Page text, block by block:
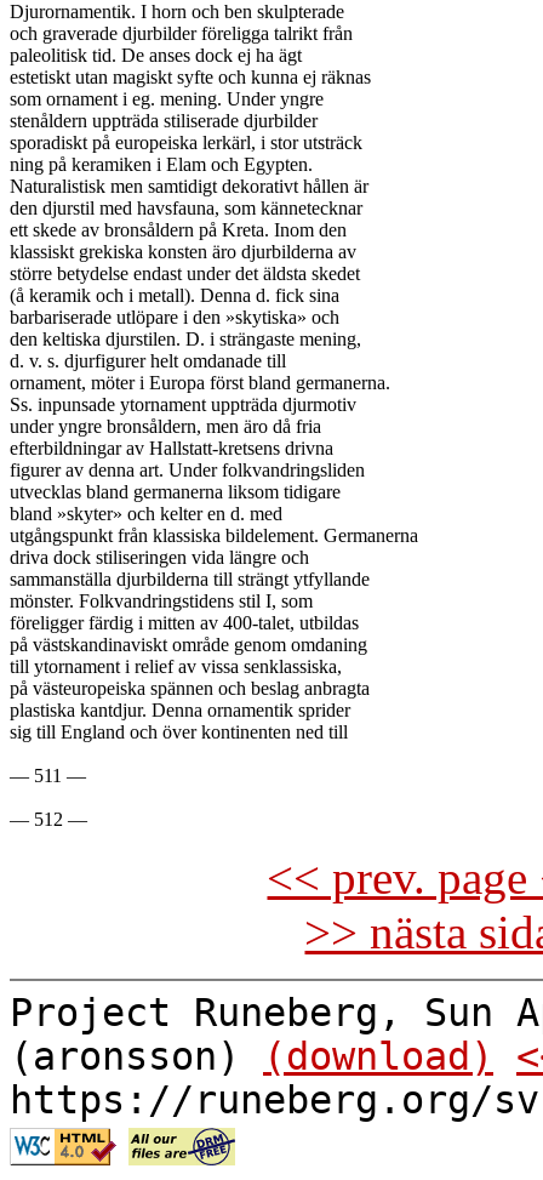
Djurornamentik. I horn och ben skulpterade
och graverade djurbilder föreligga talrikt från
paleolitisk tid. De anses dock ej ha ägt
estetiskt utan magiskt syfte och kunna ej räknas
som ornament i eg. mening. Under yngre
stenåldern uppträda stiliserade djurbilder
sporadiskt på europeiska lerkärl, i stor utsträck
ning på keramiken i Elam och Egypten.
Naturalistisk men samtidigt dekorativt hållen är
den djurstil med havsfauna, som kännetecknar
ett skede av bronsåldern på Kreta. Inom den
klassiskt grekiska konsten äro djurbilderna av
större betydelse endast under det äldsta skedet
(å keramik och i metall). Denna d. fick sina
barbariserade utlöpare i den »skytiska» och
den keltiska djurstilen. D. i strängaste mening,
d. v. s. djurfigurer helt omdanade till
ornament, möter i Europa först bland germanerna.
Ss. inpunsade ytornament uppträda djurmotiv
under yngre bronsåldern, men äro då fria
efterbildningar av Hallstatt-kretsens drivna
figurer av denna art. Under folkvandringsliden
utvecklas bland germanerna liksom tidigare
bland »skyter» och kelter en d. med
utgångspunkt från klassiska bildelement. Germanerna
driva dock stiliseringen vida längre och
sammanställa djurbilderna till strängt ytfyllande
mönster. Folkvandringstidens stil I, som
föreligger färdig i mitten av 400-talet, utbildas
på västskandinaviskt område genom omdaning
till ytornament i relief av vissa senklassiska,
på västeuropeiska spännen och beslag anbragta
plastiska kantdjur. Denna ornamentik sprider
sig till England och över kontinenten ned till
— 511 —
<< prev.
>> nästa
Project Runeberg, Sun
(aronsson)
(download)
https://runeberg.org/